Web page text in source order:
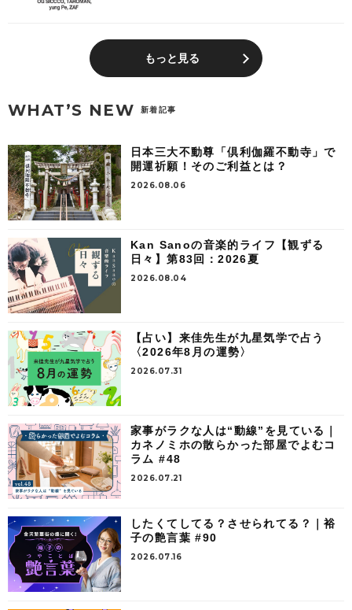
もっと見る
WHAT’S NEW 新着記事
日本三大不動尊「倶利伽羅不動寺」で
開運祈願！そのご利益とは？
2026.08.06
Kan Sanoの音楽的ライフ【観ずる
日々】第83回：2026夏
2026.08.04
【占い】来佳先生が九星気学で占う
〈2026年8月の運勢〉
2026.07.31
家事がラクな人は“動線”を見ている｜
カネノミホの散らかった部屋でよむコ
ラム #48
2026.07.21
したくてしてる？させられてる？｜裕
子の艶言葉 #90
2026.07.16